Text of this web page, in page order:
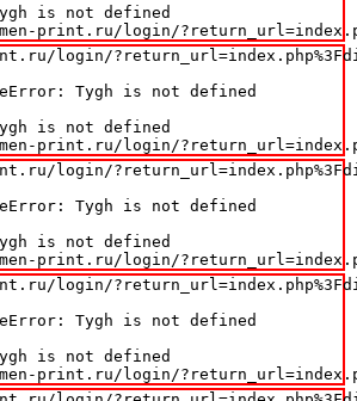
is not defined
print.ru/login/
login/
Tygh is not defined
is not defined
print.ru/login/
login/
Tygh is not defined
is not defined
print.ru/login/
login/
Tygh is not defined
is not defined
print.ru/login/